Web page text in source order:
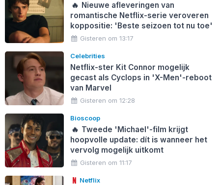
🔥 Nieuwe afleveringen van
romantische Netflix-serie veroveren
koppositie: 'Beste seizoen tot nu toe'
Gisteren om 13:17
Celebrities
Netflix-ster Kit Connor mogelijk
gecast als Cyclops in 'X-Men'-reboot
van Marvel
Gisteren om 12:28
Bioscoop
🔥 Tweede 'Michael'-film krijgt
hoopvolle update: dít is wanneer het
vervolg mogelijk uitkomt
Gisteren om 11:17
Netflix